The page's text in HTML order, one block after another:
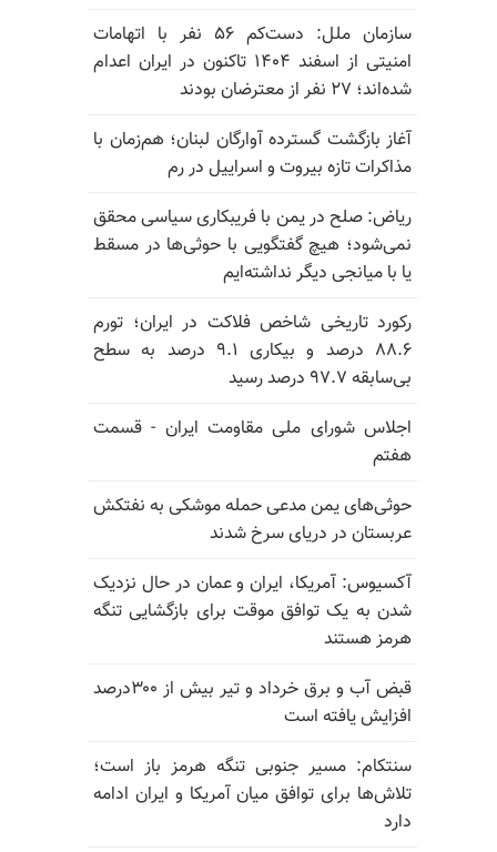
سازمان ملل: دست‌کم ۵۶ نفر با اتهامات
امنیتی از اسفند ۱۴۰۴ تاکنون در ایران اعدام
شده‌اند؛ ۲۷ نفر از معترضان بودند
آغاز بازگشت گسترده آوارگان لبنان؛ هم‌زمان با
مذاکرات تازه بیروت و اسراییل در رم
ریاض: صلح در یمن با فریبکاری سیاسی محقق
نمی‌شود؛ هیچ گفتگویی با حوثی‌ها در مسقط
یا با میانجی دیگر نداشته‌ایم
رکورد تاریخی شاخص فلاکت در ایران؛ تورم
۸۸.۶ درصد و بیکاری ۹.۱ درصد به سطح
بی‌سابقه ۹۷.۷ درصد رسید
اجلاس شورای ملی مقاومت ایران - قسمت
هفتم
حوثی‌های یمن مدعی حمله موشکی به نفتکش
عربستان در دریای سرخ شدند
آکسیوس: آمریکا، ایران و عمان در حال نزدیک
شدن به یک توافق موقت برای بازگشایی تنگه
هرمز هستند
قبض آب و برق خرداد و تیر بیش از ۳۰۰درصد
افزایش یافته است
سنتکام: مسیر جنوبی تنگه هرمز باز است؛
تلاش‌ها برای توافق میان آمریکا و ایران ادامه
دارد